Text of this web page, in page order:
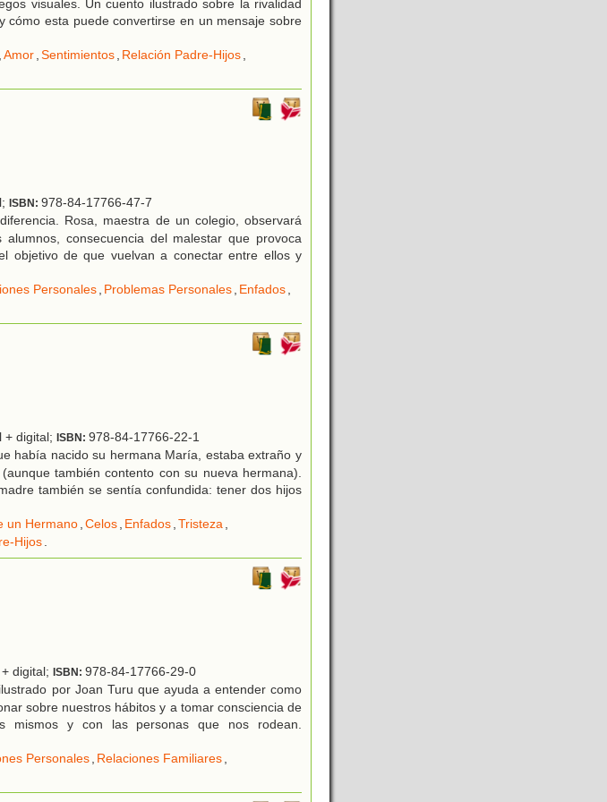
visuales. Un cuento ilustrado sobre la rivalidad
cómo esta puede convertirse en un mensaje sobre
,Amor,Sentimientos, Relación Padre-Hijos,
ISBN: 978-84-17766-47-7
Rosa, maestra de un colegio, observará
consecuencia del malestar que provoca
objetivo de que vuelvan a conectar entre ellos y
Personales, Problemas Personales, Enfados,
+ digital; ISBN: 978-84-17766-22-1
había nacido su hermana María, estaba extraño y
también contento con su nueva hermana).
también se sentía confundida: tener dos hijos
un Hermano,Celos, Enfados,Tristeza,
Hijos.
digital; ISBN: 978-84-17766-29-0
por Joan Turu que ayuda a entender como
sobre nuestros hábitos y a tomar consciencia de
mismos y con las personas que nos rodean.
Personales, Relaciones Familiares,